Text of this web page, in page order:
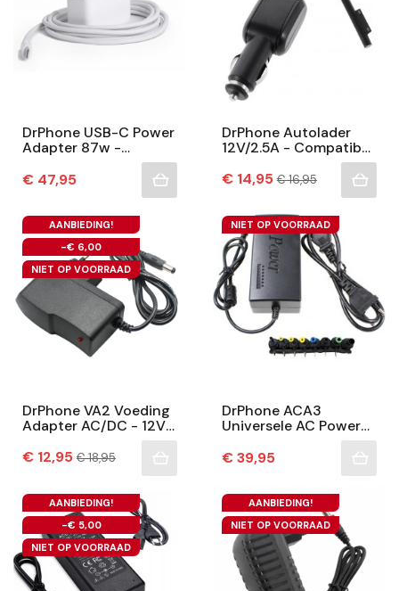
DrPhone USB-C Power
Adapter 87w -
Adapter Voeding +
Type-C Naar Type-C
Kabel
Prijs
€ 47,95
DrPhone Autolader
12V/2.5A - Compatibel
Met Microsoft Surface
Pro 4 / 3 Auto Oplader
Prijs
€ 14,95Normale
prijs
€ 16,95
AANBIEDING!
-€ 6,00
NIET OP VOORRAAD
DrPhone VA2 Voeding
Adapter AC/DC - 12V
1A - Universele Lader –
50/60hz – Plug 5.5mm
Prijs
€ 12,95Normale
prijs
€ 18,95
NIET OP VOORRAAD
DrPhone ACA3
Universele AC Power
Adapter Oplader –
96W 12V Naar 24V Met
8 Tips(Converters)
Prijs
€ 39,95
AANBIEDING!
-€ 5,00
NIET OP VOORRAAD
AANBIEDING!
NIET OP VOORRAAD